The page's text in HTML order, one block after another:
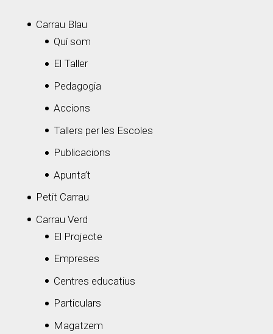
Carrau Blau
Quí som
El Taller
Pedagogia
Accions
Tallers per les Escoles
Publicacions
Apunta’t
Petit Carrau
Carrau Verd
El Projecte
Empreses
Centres educatius
Particulars
Magatzem